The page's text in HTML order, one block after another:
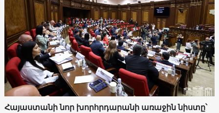
Հայաստանի նոր խորհրդարանի առաջին նիստը՝